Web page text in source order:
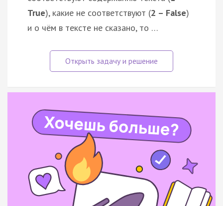
True), какие не соответствуют (2 – False)
и о чём в тексте не сказано, то …